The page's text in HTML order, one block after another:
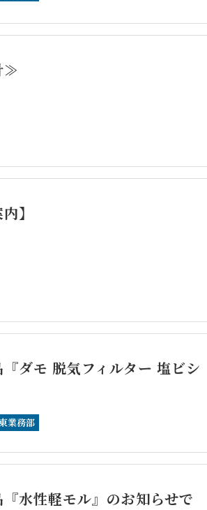
≫
】
ダモ 脱気フィルター 塩ビシ
業務部
水性軽モル』のお知らせで